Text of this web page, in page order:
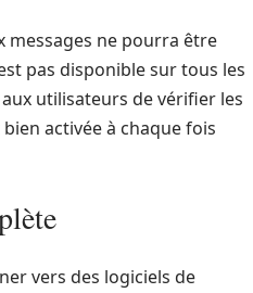
messages ne pourra être
pas disponible sur tous les
utilisateurs de vérifier les
activée à chaque fois
vers des logiciels de